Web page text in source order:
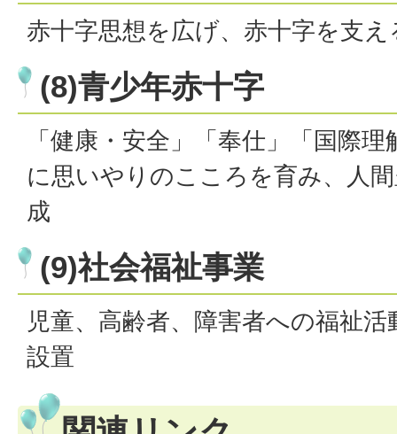
赤十字思想を広げ、赤十字を支え
(8)青少年赤十字
「健康・安全」「奉仕」「国際
に思いやりのこころを育み、人
成
(9)社会福祉事業
児童、高齢者、障害者への福祉
設置